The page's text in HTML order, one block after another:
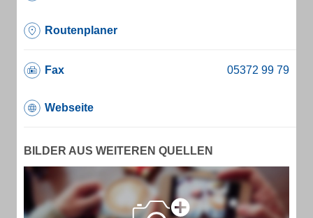
Routenplaner
Fax
Webseite
BILDER AUS WEITEREN QUELLEN